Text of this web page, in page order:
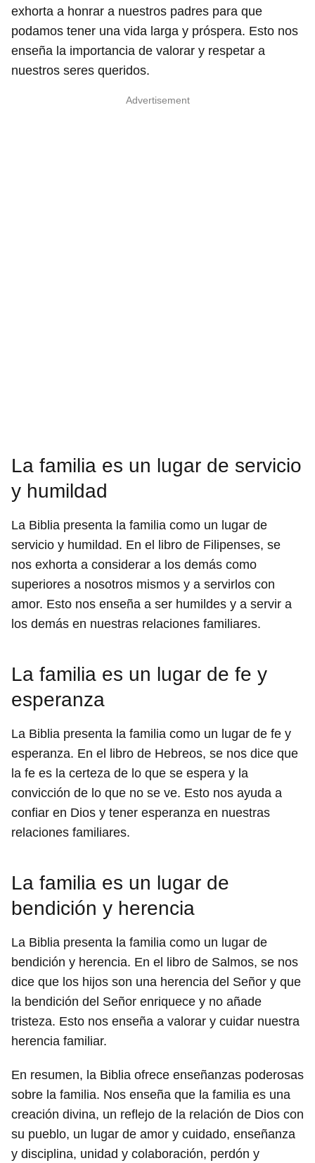
exhorta a honrar a nuestros padres para que
podamos tener una vida larga y próspera. Esto nos
enseña la importancia de valorar y respetar a
nuestros seres queridos.
Advertisement
La familia es un lugar de servicio
y humildad
La Biblia presenta la familia como un lugar de
servicio y humildad. En el libro de Filipenses, se
nos exhorta a considerar a los demás como
superiores a nosotros mismos y a servirlos con
amor. Esto nos enseña a ser humildes y a servir a
los demás en nuestras relaciones familiares.
La familia es un lugar de fe y
esperanza
La Biblia presenta la familia como un lugar de fe y
esperanza. En el libro de Hebreos, se nos dice que
la fe es la certeza de lo que se espera y la
convicción de lo que no se ve. Esto nos ayuda a
confiar en Dios y tener esperanza en nuestras
relaciones familiares.
La familia es un lugar de
bendición y herencia
La Biblia presenta la familia como un lugar de
bendición y herencia. En el libro de Salmos, se nos
dice que los hijos son una herencia del Señor y que
la bendición del Señor enriquece y no añade
tristeza. Esto nos enseña a valorar y cuidar nuestra
herencia familiar.
En resumen, la Biblia ofrece enseñanzas poderosas
sobre la familia. Nos enseña que la familia es una
creación divina, un reflejo de la relación de Dios con
su pueblo, un lugar de amor y cuidado, enseñanza
y disciplina, unidad y colaboración, perdón y